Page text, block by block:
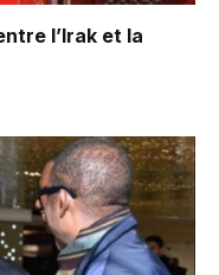
l’Irak et la